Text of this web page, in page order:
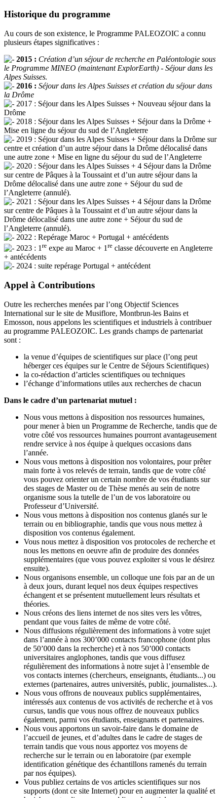
Historique du programme
Au cours de son existence, le Programme PALEOZOIC a connu
plusieurs étapes significatives :
2015 : Création d’un séjour de recherche en Paléontologie sous
le Programme MINEO (maintenant ExplorEarth) - Séjour dans les
Alpes Suisses.
2016 : Séjour dans les Alpes Suisses et création du séjour dans
la Drôme
2017 : Séjour dans les Alpes Suisses + Nouveau séjour dans la
Drôme
2018 : Séjour dans les Alpes Suisses + Séjour dans la Drôme +
Mise en ligne du séjour du sud de l’Angleterre
2019 : Séjour dans les Alpes Suisses + Séjour dans la Drôme sur
centre et création d’un autre séjour dans la Drôme délocalisé dans
une autre zone + Mise en ligne du séjour du sud de l’Angleterre
2020 : Séjour dans les Alpes Suisses + 4 Séjour dans la Drôme
sur centre de Pâques à la Toussaint et d’un autre séjour dans la
Drôme délocalisé dans une autre zone + Séjour du sud de
l’Angleterre (annulé).
2021 : Séjour dans les Alpes Suisses + 4 Séjour dans la Drôme
sur centre de Pâques à la Toussaint et d’un autre séjour dans la
Drôme délocalisé dans une autre zone + Séjour du sud de
l’Angleterre (annulé).
2022 : Repérage Maroc + Portugal + antécédents
2023 : 1 re expe au Maroc + 1 re classe découverte en Angleterre
+ antécédents
2024 : suite repérage Portugal + antécédent
Appel à Contributions
Outre les recherches menées par l’ong Objectif Sciences
International sur le site de Musiflore, Montbrun-les Bains et
Emosson, nous appelons les scientifiques et industriels à contribuer
au programme PALEOZOIC. Les grands champs de partenariat
sont :
la venue d’équipes de scientifiques sur place (l’ong peut
héberger ces équipes sur le Centre de Séjours Scientifiques)
la co-rédaction d’articles scientifiques ou techniques
l’échange d’informations utiles aux recherches de chacun
Dans le cadre d’un partenariat mutuel :
Nous vous mettons à disposition nos ressources humaines,
pour mener à bien un Programme de Recherche, tandis que de
votre côté vos ressources humaines pourront avantageusement
rendre service à nos équipe à quelques occasions dans
l’année.
Nous vous mettons à disposition nos volontaires, pour prêter
main forte à vos relevés de terrain, tandis que de votre côté
vous pouvez orienter un certain nombre de vos étudiants sur
des stages de Master ou de Thèse menés au sein de notre
organisme sous la tutelle de l’un de vos laboratoire ou
Professeur d’Université.
Nous vous mettons à disposition nos contenus glanés sur le
terrain ou en bibliographie, tandis que vous nous mettez à
disposition vos contenus également.
Vous nous mettez à disposition vos protocoles de recherche et
nous les mettons en oeuvre afin de produire des données
supplémentaires (que vous pouvez exploiter si vous le désirez
ensuite).
Nous organisons ensemble, un colloque une fois par an de un
à deux jours, durant lequel nos deux équipes respectives
échangent et se présentent mutuellement leurs résultats et
théories.
Nous créons des liens internet de nos sites vers les vôtres,
pendant que vous faites de même de votre côté.
Nous diffusions régulièrement des informations à votre sujet
dans l’année à nos 300’000 contacts francophone (dont plus
de 50’000 dans la recherche) et à nos 50’000 contacts
universitaires anglophones, tandis que vous diffusez
régulièrement des informations à notre sujet à l’ensemble de
vos contacts internes (chercheurs, enseignants, étudiants...) ou
externes (partenaires, autres universités, public, journalistes...).
Nous vous offrons de nouveaux publics supplémentaires,
intéressés aux contenus de vos activités de recherche et à vos
cursus, tandis que vous nous offrez de nouveaux publics
également, parmi vos étudiants, enseignants et partenaires.
Nous vous apportons un savoir-faire dans le domaine de
l’accueil de jeunes, et d’adultes dans le cadre de stages de
terrain tandis que vous nous apportez vos moyens de
recherche sur le terrain ou en laboratoire (par exemple
identification génétique des échantillons ramenés du terrain
par nos équipes).
Vous publiez certains de vos articles scientifiques sur nos
supports (dont ce site Internet) pour en augmenter la qualité et